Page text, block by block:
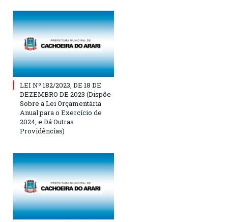
LEI Nº 182/2023, DE 18 DE
DEZEMBRO DE 2023 (Dispõe
Sobre a Lei Orçamentária
Anual para o Exercício de
2024, e Dá Outras
Providências)